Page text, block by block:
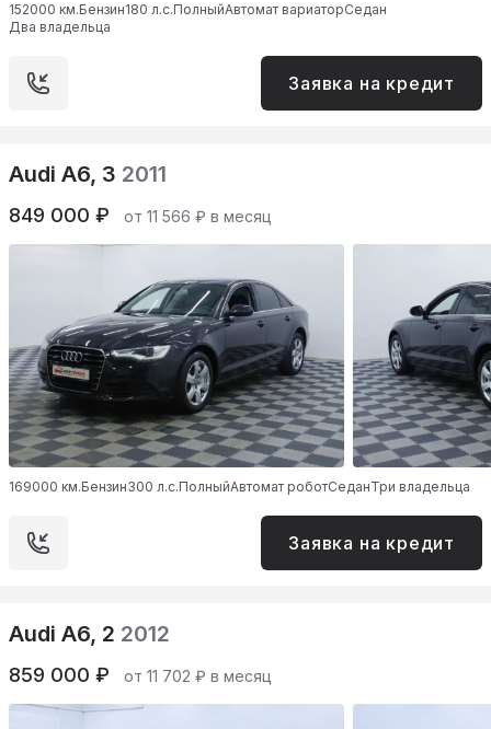
152000 км.Бензин180 л.с.ПолныйАвтомат вариаторСедан
Два владельца
Заявка на кредит
Audi A6, 3 2011
849 000 ₽ от 11 566 ₽ в месяц
169000 км.Бензин300 л.с.ПолныйАвтомат роботСеданТри владельца
Заявка на кредит
Audi A6, 2 2012
859 000 ₽ от 11 702 ₽ в месяц